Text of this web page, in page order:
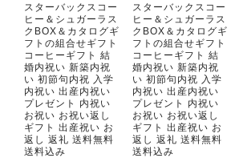
スターバックスコー
ヒー＆シュガーラス
クBOX＆カタログギ
フトの組合せギフト
コーヒーギフト 結
婚内祝い 新築内祝
い 初節句内祝 入学
内祝い 出産内祝い
プレゼント 内祝い
お祝い お祝い返し
ギフト 出産祝い お
返し 返礼 送料無料
送料込み
スターバックスコー
ヒー＆シュガーラス
クBOX＆カタログギ
フトの組合せギフト
コーヒーギフト 結
婚内祝い 新築内祝
い 初節句内祝 入学
内祝い 出産内祝い
プレゼント 内祝い
お祝い お祝い返し
ギフト 出産祝い お
返し 返礼 送料無料
送料込み